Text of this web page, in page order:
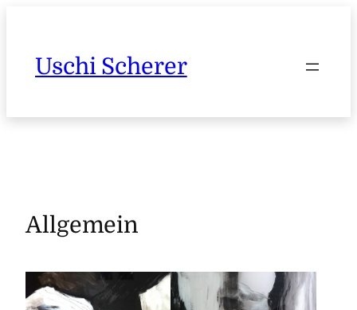
springenUschi Scherer
Allgemein